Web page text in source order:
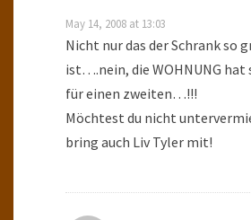
May 14, 2008 at 13:03
Nicht nur das der Schrank so
ist….nein, die WOHNUNG hat
für einen zweiten…!!!
Möchtest du nicht
bring auch Liv Tyler mit!